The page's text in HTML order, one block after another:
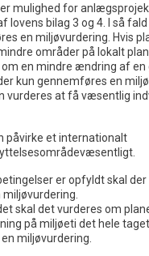
mulighed for
lovens bilag 3 og 4. I så
en miljøvurdering. Hvis
områder på lokalt
om en mindre ændring af
kun gennemføres en
vurderes at få væsentlig
påvirke et internationalt
er opfyldt skal der
skal det vurderes om
på miljøeti det hele
miljøvurdering.